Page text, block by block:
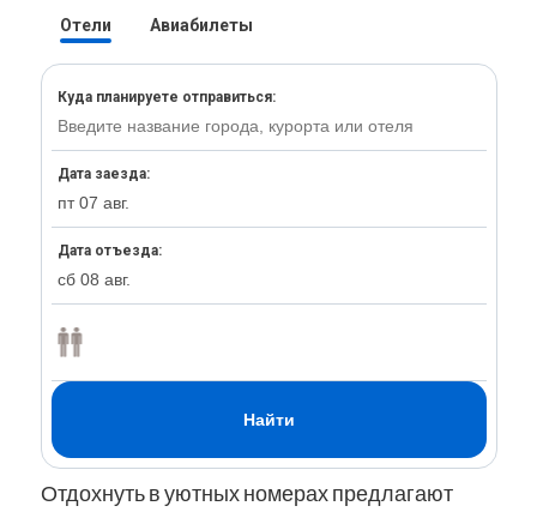
Отдохнуть в уютных номерах предлагают